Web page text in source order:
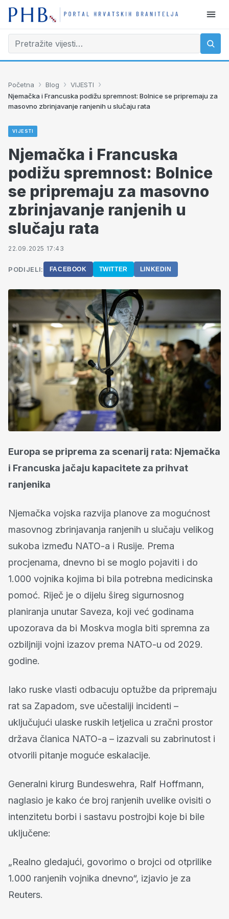
Početna › Blog › VIJESTI ›
Njemačka i Francuska podižu spremnost: Bolnice se pripremaju za
masovno zbrinjavanje ranjenih u slučaju rata
VIJESTI
Njemačka i Francuska
podižu spremnost: Bolnice
se pripremaju za masovno
zbrinjavanje ranjenih u
slučaju rata
22.09.2025 17:43
PODIJELI: FACEBOOK TWITTER LINKEDIN
Europa se priprema za scenarij rata: Njemačka
i Francuska jačaju kapacitete za prihvat
ranjenika
Njemačka vojska razvija planove za mogućnost
masovnog zbrinjavanja ranjenih u slučaju velikog
sukoba između NATO-a i Rusije. Prema
procjenama, dnevno bi se moglo pojaviti i do
1.000 vojnika kojima bi bila potrebna medicinska
pomoć. Riječ je o dijelu šireg sigurnosnog
planiranja unutar Saveza, koji već godinama
upozorava da bi Moskva mogla biti spremna za
ozbiljniji vojni izazov prema NATO-u od 2029.
godine.
Iako ruske vlasti odbacuju optužbe da pripremaju
rat sa Zapadom, sve učestaliji incidenti –
uključujući ulaske ruskih letjelica u zračni prostor
država članica NATO-a – izazvali su zabrinutost i
otvorili pitanje moguće eskalacije.
Generalni kirurg Bundeswehra, Ralf Hoffmann,
naglasio je kako će broj ranjenih uvelike ovisiti o
intenzitetu borbi i sastavu postrojbi koje bi bile
uključene:
„Realno gledajući, govorimo o brojci od otprilike
1.000 ranjenih vojnika dnevno“, izjavio je za
Reuters.